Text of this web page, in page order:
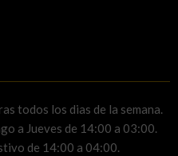
todos los dias de la semana.
a Jueves de 14:00 a 03:00.
de 14:00 a 04:00.